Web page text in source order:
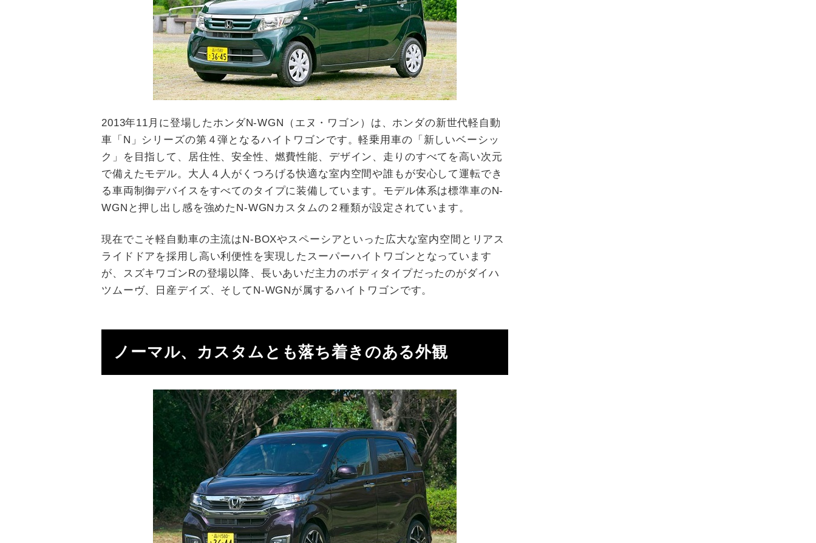
2013年11月に登場したホンダN-WGN（エヌ・ワゴン）は、ホンダの新世代軽自動
車「N」シリーズの第４弾となるハイトワゴンです。軽乗用車の「新しいベーシッ
ク」を目指して、居住性、安全性、燃費性能、デザイン、走りのすべてを高い次元
で備えたモデル。大人４人がくつろげる快適な室内空間や誰もが安心して運転でき
る車両制御デバイスをすべてのタイプに装備しています。モデル体系は標準車のN-
WGNと押し出し感を強めたN-WGNカスタムの２種類が設定されています。
現在でこそ軽自動車の主流はN-BOXやスペーシアといった広大な室内空間とリアス
ライドドアを採用し高い利便性を実現したスーパーハイトワゴンとなっています
が、スズキワゴンRの登場以降、長いあいだ主力のボディタイプだったのがダイハ
ツムーヴ、日産デイズ、そしてN-WGNが属するハイトワゴンです。
ノーマル、カスタムとも落ち着きのある外観